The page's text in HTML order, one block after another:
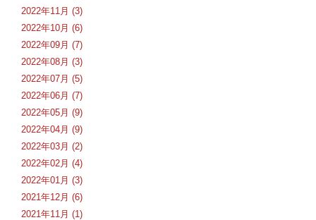
2022年11月 (3)
2022年10月 (6)
2022年09月 (7)
2022年08月 (3)
2022年07月 (5)
2022年06月 (7)
2022年05月 (9)
2022年04月 (9)
2022年03月 (2)
2022年02月 (4)
2022年01月 (3)
2021年12月 (6)
2021年11月 (1)